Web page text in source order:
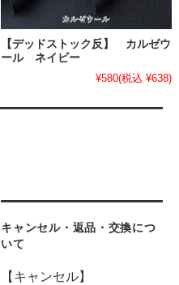
【デッドストック反】 カルゼウ
ール ネイビー
¥580(税込 ¥638)
キャンセル・返品・交換につ
いて
【キャンセル】